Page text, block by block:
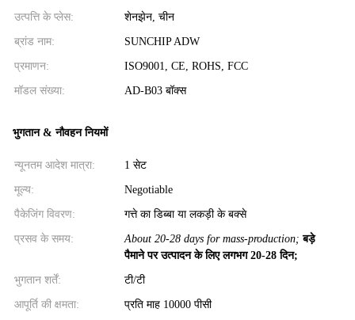
उत्पत्ति के प्लेस: शेनझेन, चीन
ब्रांड नाम: SUNCHIP ADW
प्रमाणन: ISO9001, CE, ROHS, FCC
मॉडल संख्या: AD-B03 बॉक्स
भुगतान & नौवहन नियमों
न्यूनतम आदेश मात्रा: 1 सेट
मूल्य: Negotiable
पैकेजिंग विवरण: गत्ते का डिब्बा या लकड़ी के बक्से
प्रसव के समय: About 20-28 days for mass-production; बड़े
पैमाने पर उत्पादन के लिए लगभग 20-28 दिन;
भुगतान शर्तें: टी/टी
आपूर्ति की क्षमता: प्रति माह 10000 पीसी